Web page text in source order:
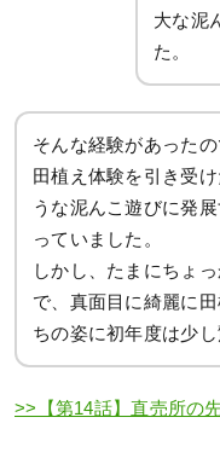
大な泥
た。
そんな経験があった
田植え体験を引き受
うな泥んこ遊びに発
っていました。
しかし、たまにちょ
で、真面目に綺麗に
ちの姿に初年度は少し
>>【第14話】直売所の